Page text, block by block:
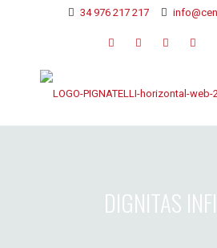
34 976 217 217
DIGNITAS